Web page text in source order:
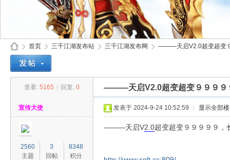
首页
›
三千江湖发布站 三千江湖发布网
›
———天启V2.0超变超变
查看: 5165 回复: 0 ———天启V2.0超变超变９９９９
宣传大使
2560
主题
3
回帖
8348
积分
发表于 2024-9-24 10:52:59 显示全部
———天启V2.0超变超变９９９９９，